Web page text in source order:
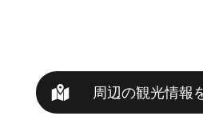
周辺の観光情報